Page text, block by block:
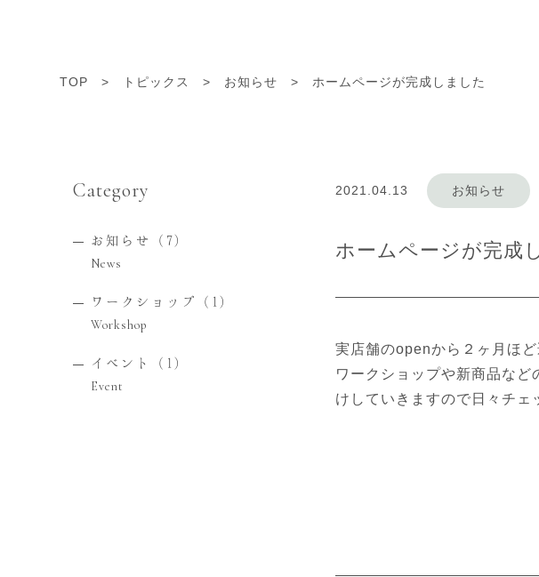
TOP > トピックス > お知らせ > ホームページが完成しました
2021.04.13 お知らせ
ホームページが完成
実店舗のopenから２ヶ月ほ
ワークショップや新商品な
けしていきますので日々チェ
Category
お知らせ （7）
News
ワークショップ （1）
Workshop
イベント （1）
Event